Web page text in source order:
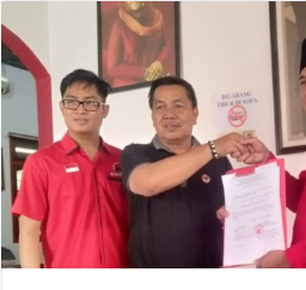
Viral! Selama Dua Bulan Lebih Siltap Serta